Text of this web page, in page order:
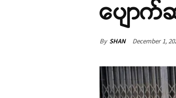
ပျောက်
By SHAN December 1,